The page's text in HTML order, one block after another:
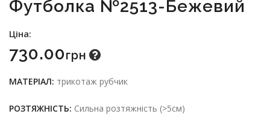
Футболка №2513-Бежевий
Ціна:
730.00Грн
МАТЕРІАЛ: трикотаж рубчик
РОЗТЯЖНІСТЬ: Сильна розтяжність (>5см)